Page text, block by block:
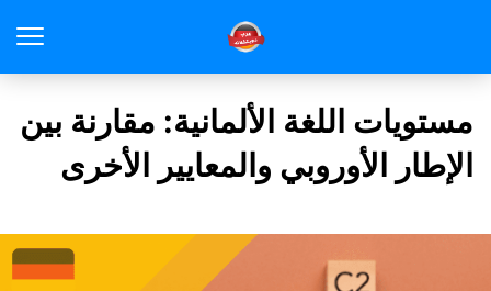
مستويات اللغة الألمانية: مقارنة بين
الإطار الأوروبي والمعايير الأخرى